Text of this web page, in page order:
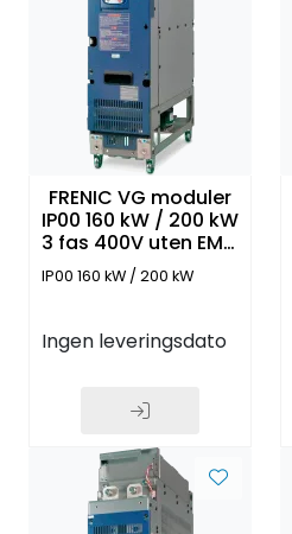
FRENIC VG moduler
IP00 160 kW / 200 kW
3 fas 400V uten EMC
filter og Panel
IP00 160 kW / 200 kW
Ingen leveringsdato